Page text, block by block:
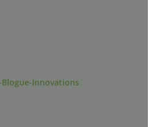
Innovations